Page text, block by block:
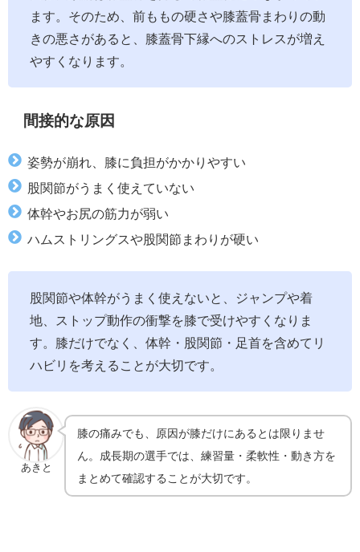
ます。そのため、前ももの硬さや膝蓋骨まわりの動
きの悪さがあると、膝蓋骨下縁へのストレスが増え
やすくなります。
間接的な原因
姿勢が崩れ、膝に負担がかかりやすい
股関節がうまく使えていない
体幹やお尻の筋力が弱い
ハムストリングスや股関節まわりが硬い
股関節や体幹がうまく使えないと、ジャンプや着
地、ストップ動作の衝撃を膝で受けやすくなりま
す。膝だけでなく、体幹・股関節・足首を含めてリ
ハビリを考えることが大切です。
あきと
膝の痛みでも、原因が膝だけにあるとは限りませ
ん。成長期の選手では、練習量・柔軟性・動き方を
まとめて確認することが大切です。